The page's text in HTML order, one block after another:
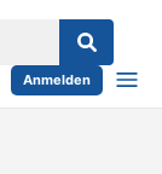
Anmelden